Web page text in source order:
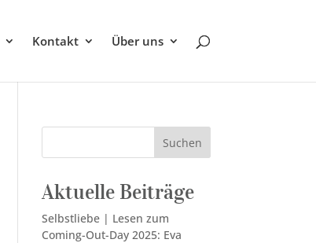
Kontakt Über uns
Suchen
Aktuelle Beiträge
Selbstliebe | Lesen zum
Coming-Out-Day 2025: Eva